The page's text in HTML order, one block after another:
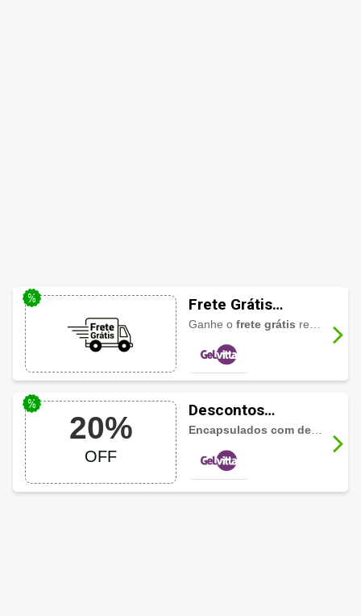
Frete Grátis
GelVitta
Ganhe ofrete grátis região Sudeste nas compras acima de R$250,00.
20%
OFF
Descontos
Progressivos
GelVitta até 20%
OFF